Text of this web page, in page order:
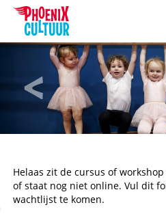
Helaas zit de cursus of
of staat nog niet online. Vul dit
wachtlijst te komen.